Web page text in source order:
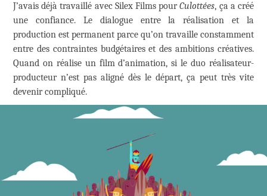
J’avais déjà travaillé avec Silex Films pourCulottées, ça a créé
une confiance. Le dialogue entre la réalisation et la
production est permanent parce qu’on travaille constamment
entre des contraintes budgétaires et des ambitions créatives.
Quand on réalise un film d’animation, si le duo réalisateur-
producteur n’est pas aligné dès le départ, ça peut très vite
devenir compliqué.